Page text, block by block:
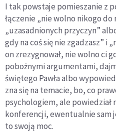
I tak powstaje pomieszanie z
łączenie „nie wolno nikogo do
„uzasadnionych przyczyn”
gdy na coś się nie zgadzasz” i
on zrezygnował, nie wolno ci
pobożnymi argumentami,
świętego Pawła albo
zna się na temacie, bo, co
psychologiem, ale powiedział
konferencji, ewentualnie sam
to swoją moc.